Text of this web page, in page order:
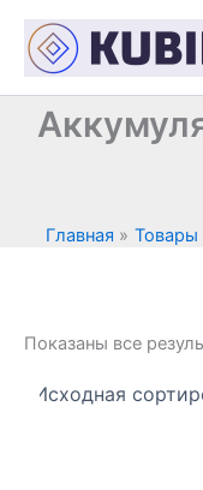
содержимому
Главная Товары
Показаны все